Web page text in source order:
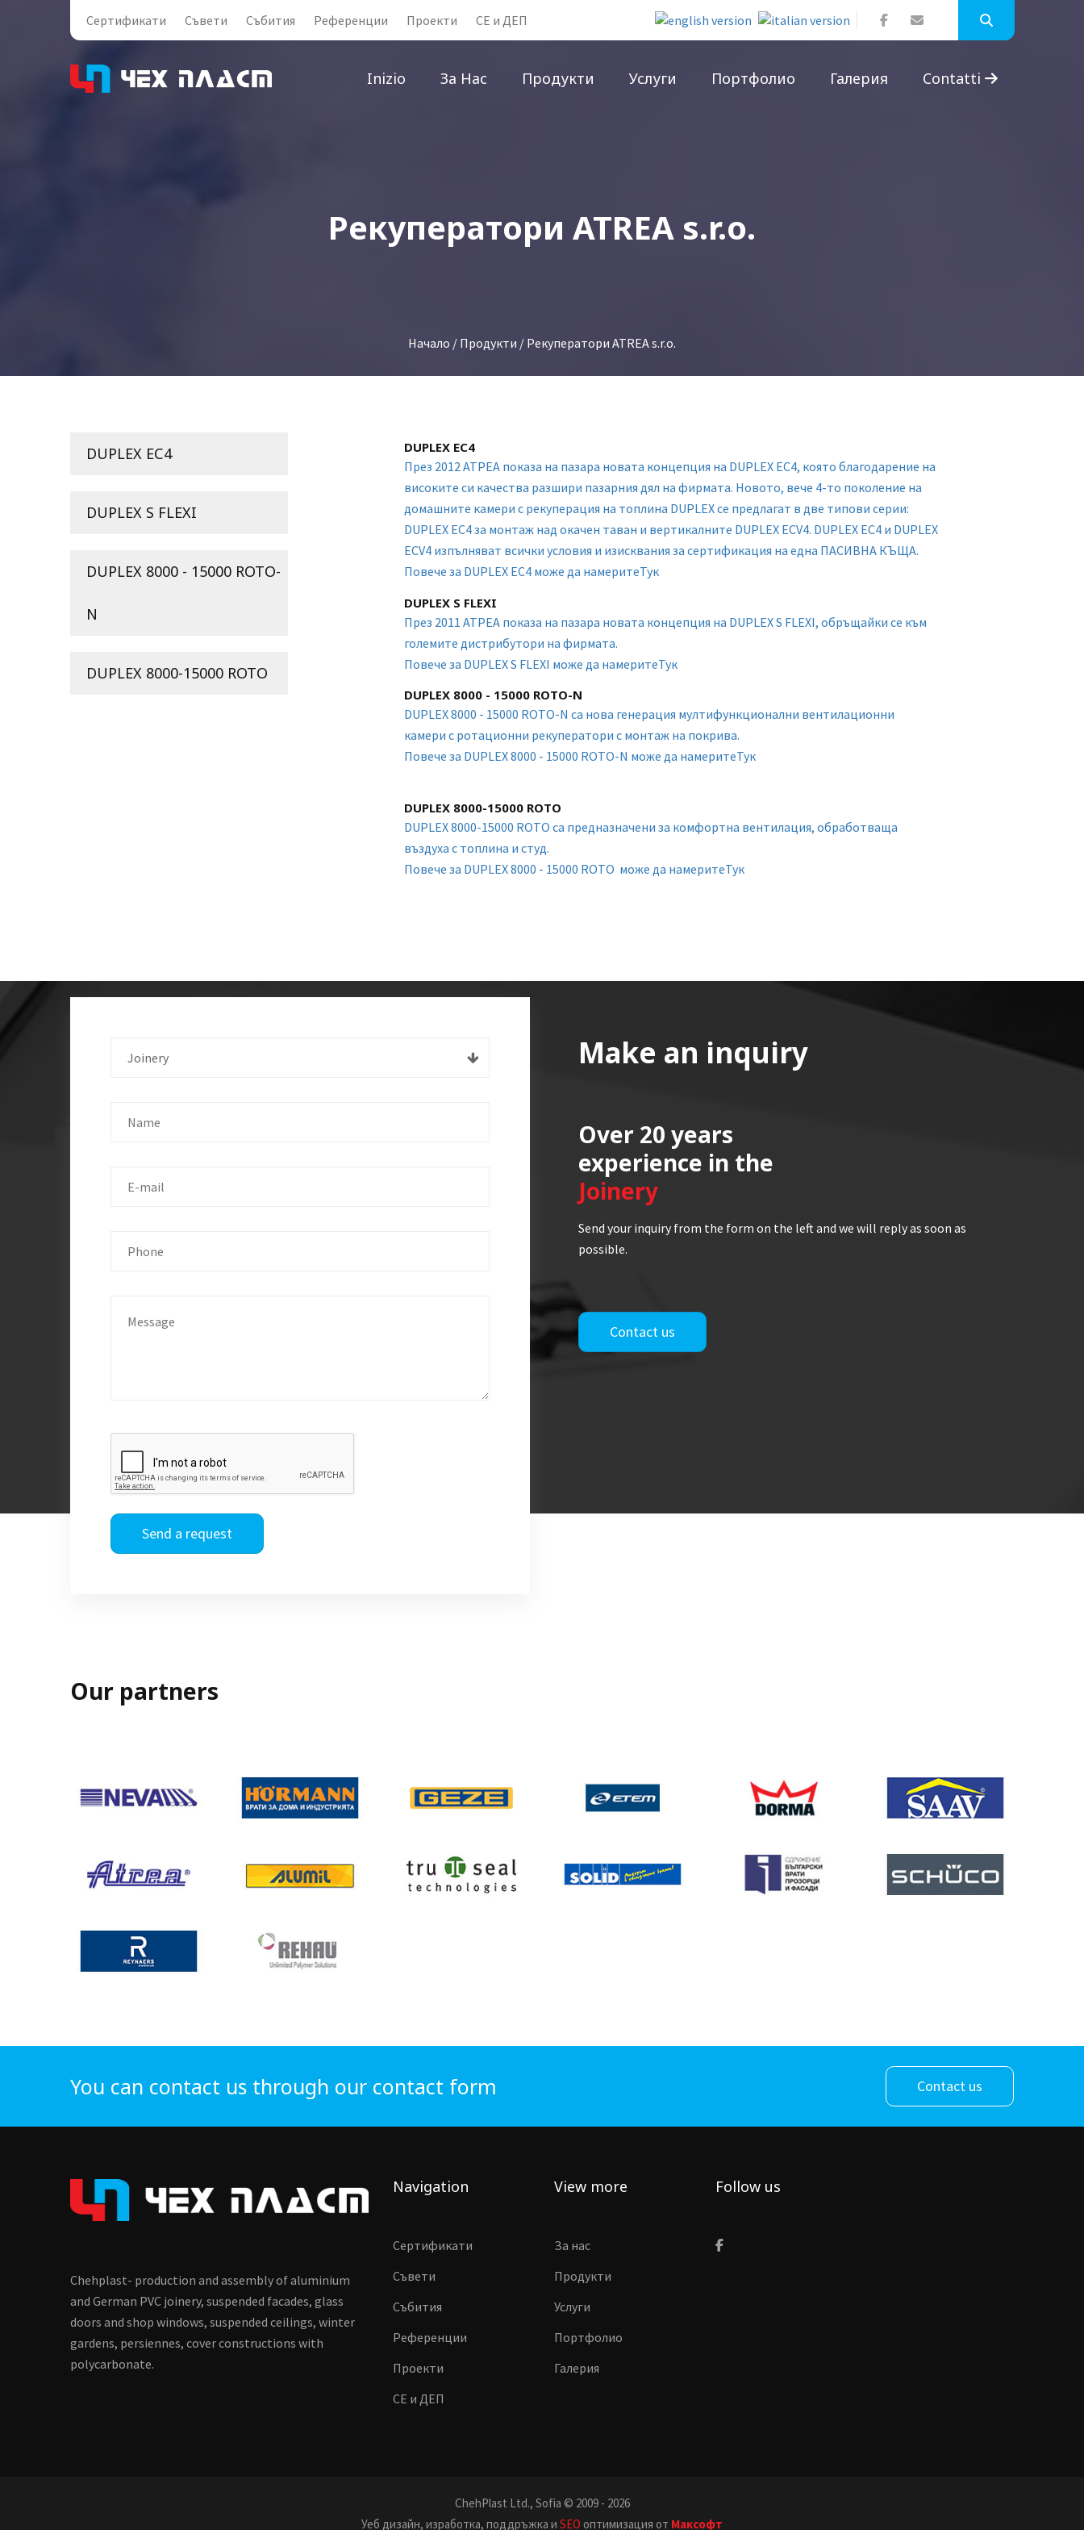
Сертификати Съвети Събития Референции Проекти CE и ДЕП
Inizio За Нас Продукти Услуги Портфолио Галерия Contatti
Рекуператори ATREA s.r.o.
Начало / Продукти / Рекуператори ATREA s.r.o.
DUPLEX ЕС4
През 2012 АТРЕА показа на пазара новата концепция на DUPLEX ЕС4, която благодарение на
високите си качества разшири пазарния дял на фирмата. Новото, вече 4-то поколение на
домашните камери с рекуперация на топлина DUPLEX се предлагат в две типови серии:
DUPLEX ЕС4 за монтаж над окачен таван и вертикалните DUPLEX ЕСV4. DUPLEX ЕС4 и DUPLEX
ЕСV4 изпълняват всички условия и изисквания за сертификация на една ПАСИВНА КЪЩА.
Повече за DUPLEX ЕС4 може да намеритеТук
DUPLEX S FLEXI
През 2011 АТРЕА показа на пазара новата концепция на DUPLEX S FLEXI, обръщайки се към
големите дистрибутори на фирмата.
Повече за DUPLEX S FLEXI може да намеритеТук
DUPLEX 8000 - 15000 ROTO-N
DUPLEX 8000 - 15000 ROTO-N са нова генерация мултифункционални вентилационни
камери с ротационни рекуператори с монтаж на покрива.
Повече за DUPLEX 8000 - 15000 ROTO-N може да намеритеТук
DUPLEX 8000-15000 ROTO
DUPLEX 8000-15000 ROTO са предназначени за комфортна вентилация, обработваща
въздуха с топлина и студ.
Повече за DUPLEX 8000 - 15000 ROTO може да намеритеТук
DUPLEX ЕС4
DUPLEX S FLEXI
DUPLEX 8000 - 15000 ROTO-
N
DUPLEX 8000-15000 ROTO
Joinery
Send a request
Make an inquiry
Over 20 years
experience in the
Joinery
Send your inquiry from the form on the left and we will reply as soon as
possible.
Contact us
Our partners
You can contact us through our contact form Contact us
Chehplast- production and assembly of aluminium
and German PVC joinery, suspended facades, glass
doors and shop windows, suspended ceilings, winter
gardens, persiennes, cover constructions with
polycarbonate.
Navigation
Сертификати
Съвети
Събития
Референции
Проекти
CE и ДЕП
View more
За нас
Продукти
Услуги
Портфолио
Галерия
Follow us
ChehPlast Ltd., Sofia © 2009 - 2026
Уеб дизайн, изработка, поддръжка и SEO оптимизация от Максофт